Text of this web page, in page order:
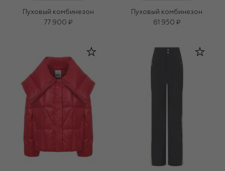
Пуховый комбинезон
77 900 ₽
Пуховый комбинезон
61 950 ₽